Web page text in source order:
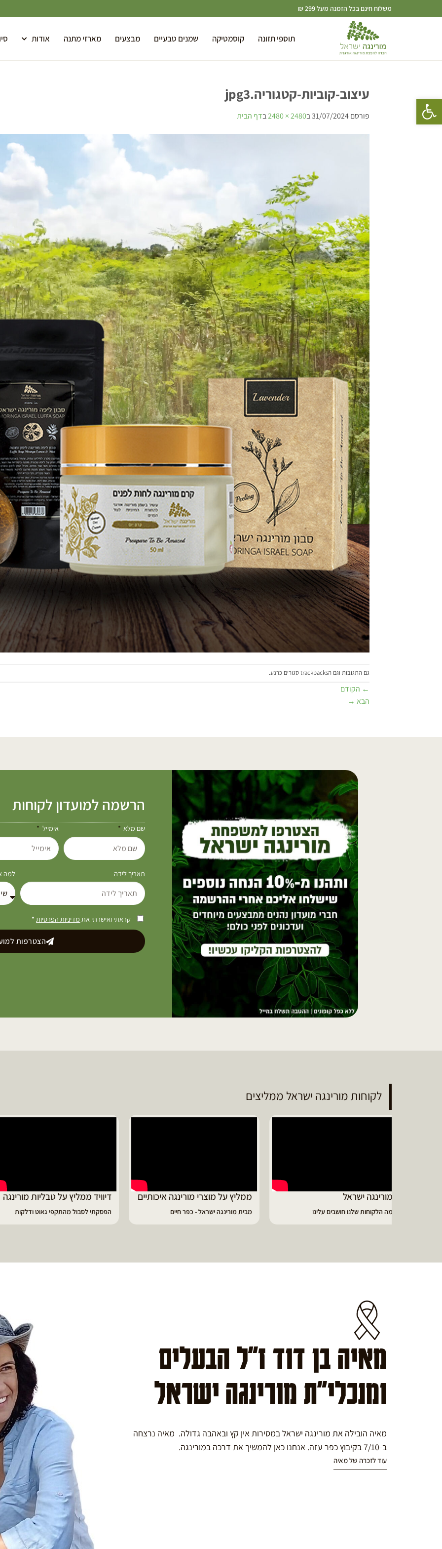
פתח סרגל נגישות
משלוח חינם בכל הזמנה מעל 299 ₪
תוספי תזונה קוסמטיקה שמנים טבעיים מבצעים מארזי מתנה אודות
עיצוב-קוביות-קטגוריה.jpg3
פורסם31/07/2024ב2480 × 2480 בדף הבית
גם התגובות וגם הtrackbacks סגורים כרגע.
← הקודם
הבא →
הרשמה למועדון לקוחות
שם מלא אימייל
תאריך לידה למה
קראתי ואישרתי את מדיניות הפרטיות*
הצטרפות
לקוחות מורינגה ישראל ממליצים
ממליץ על מוצרי מורינגה איכותיים
מבית מורינגה ישראל - כפר חיים
דיוויד ממליץ על טבליות מורינגה
הפסקתי לסבול מהתקפי גאוט ודלקות
מוריה ממליצה
פיתרון מעולה לאמהות ולחיזוק הגוף
מאיה בן דוד ז"ל הבעלים
ומנכלי"ת מורינגה ישראל
מאיה הובילה את מורינגה ישראל במסירות אין קץ ובאהבה גדולה. מאיה נרצחה
ב-7/10 בקיבוץ כפר עזה. אנחנו כאן להמשיך את דרכה במורינגה.
עוד לזכרה של מאיה